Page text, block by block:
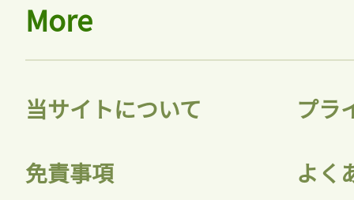
More
当サイトについて プラ
免責事項 よく